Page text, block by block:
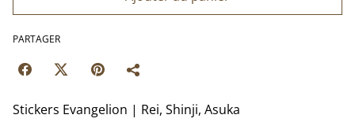
PARTAGER
Stickers Evangelion | Rei, Shinji, Asuka